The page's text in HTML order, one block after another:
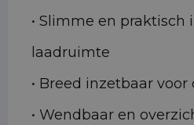
• Slimme en praktisch
laadruimte
• Breed inzetbaar
• Wendbaar en